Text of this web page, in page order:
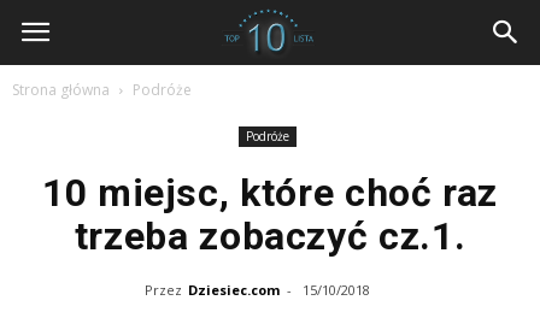
dziesiec.com
Strona główna Podróże
Podróże
10 miejsc, które choć raz
trzeba zobaczyć cz.1.
Przez Dziesiec.com - 15/10/2018